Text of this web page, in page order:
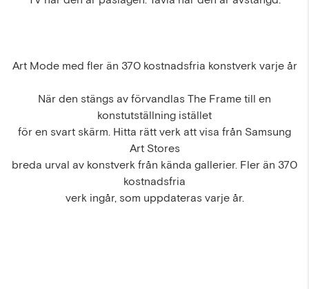
Art Mode med fler än 370 kostnadsfria konstverk varje år
När den stängs av förvandlas The Frame till en
konstutställning istället
för en svart skärm. Hitta rätt verk att visa från Samsung
Art Stores
breda urval av konstverk från kända gallerier. Fler än 370
kostnadsfria
verk ingår, som uppdateras varje år.